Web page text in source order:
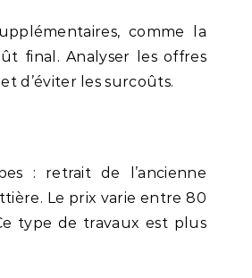
comme la
final. Analyser les offres
d’éviter les surcoûts.
: retrait de l’ancienne
Le prix varie entre 80
type de travaux est plus